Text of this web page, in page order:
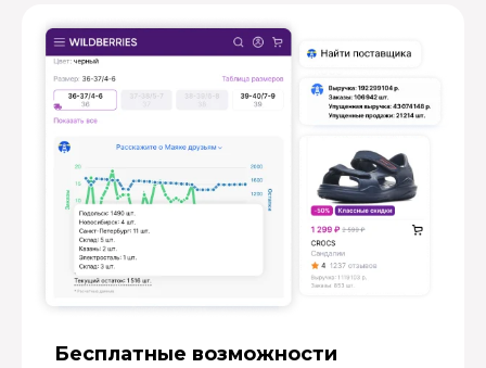
Бесплатные возмож­ности